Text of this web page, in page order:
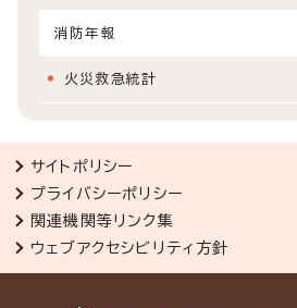
消防年報
火災救急統計
サイトポリシー
プライバシーポリシー
関連機関等リンク集
ウェブアクセシビリティ方針